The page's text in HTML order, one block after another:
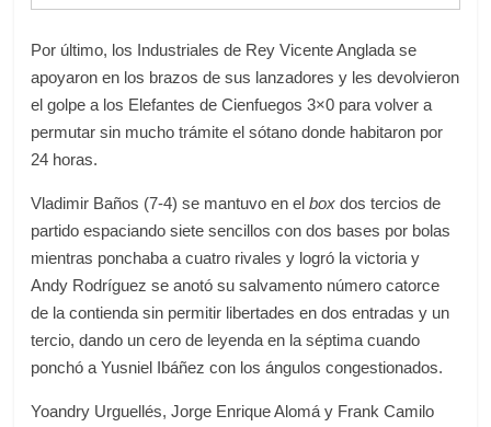
Por último, los Industriales de Rey Vicente Anglada se
apoyaron en los brazos de sus lanzadores y les devolvieron
el golpe a los Elefantes de Cienfuegos 3×0 para volver a
permutar sin mucho trámite el sótano donde habitaron por
24 horas.
Vladimir Baños (7-4) se mantuvo en elbox dos tercios de
partido espaciando siete sencillos con dos bases por bolas
mientras ponchaba a cuatro rivales y logró la victoria y
Andy Rodríguez se anotó su salvamento número catorce
de la contienda sin permitir libertades en dos entradas y un
tercio, dando un cero de leyenda en la séptima cuando
ponchó a Yusniel Ibáñez con los ángulos congestionados.
Yoandry Urguellés, Jorge Enrique Alomá y Frank Camilo